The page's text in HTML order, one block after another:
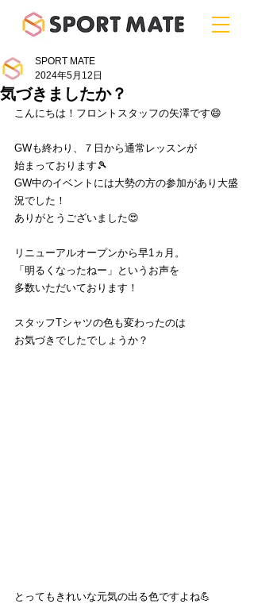
気づきましたか？
SPORT MATE
2024年5月12日
こんにちは！フロントスタッフの矢澤です😄
GWも終わり、７日から通常レッスンが
始まっております🎾
GW中のイベントには大勢の方の参加があり大盛
況でした！
ありがとうございました😍
リニューアルオープンから早1ヵ月。
「明るくなったねー」というお声を
多数いただいております！
スタッフTシャツの色も変わったのは
お気づきでしたでしょうか？
とってもきれいな元気の出る色ですよね💪